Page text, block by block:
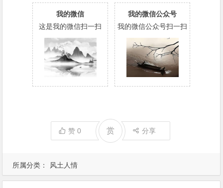
所属分类： 风土人情
我的微信
这是我的微信扫一扫
我的微信公众号
我的微信公众号扫一扫
赞0 赏 分享